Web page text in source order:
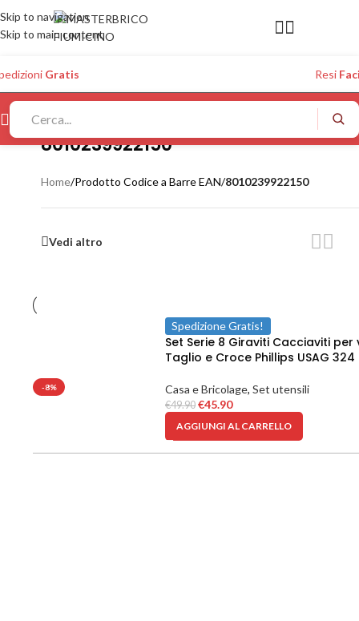
Skip to navigation
Skip to main content
Gratis Resi
8010239922150
Home/Prodotto Codice a Barre EAN/8010239922150
Vedi altro
-8%
Spedizione Gratis!
Set Serie 8 Giraviti Cacciaviti per
Taglio e Croce Phillips USAG 324
Casa e Bricolage, Set utensili
€49.90 €45.90
AGGIUNGI AL CARRELLO